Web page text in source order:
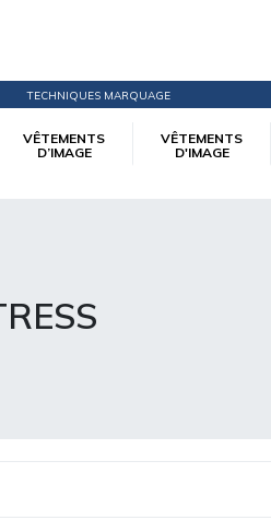
TECHNIQUES MARQUAGE
VÊTEMENTS
D’IMAGE
VÊTEMENTS
D'IMAGE